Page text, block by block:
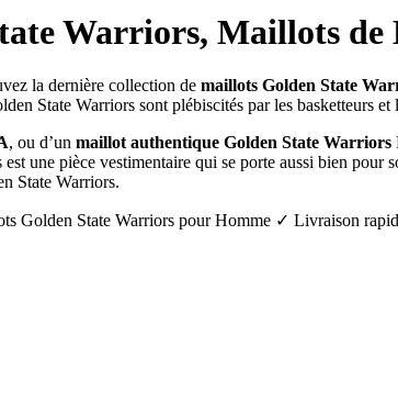
Warriors, Maillots de
la dernière collection de maillots Golden State
State Warriors sont plébiscités par les basketteurs et
, ou d’un maillot authentique Golden State Warriors
est une pièce vestimentaire qui se porte aussi bien
State Warriors.
Golden State Warriors pour Homme ✓ Livraison